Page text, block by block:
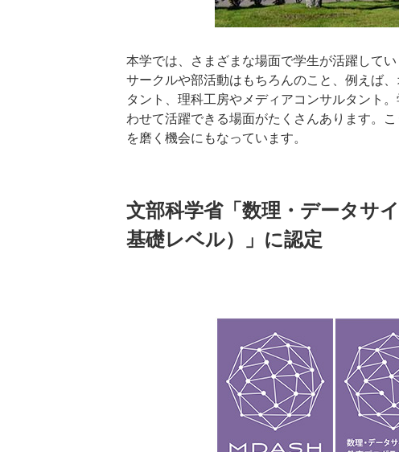
本学では、さまざまな場面で学生が活躍してい
サークルや部活動はもちろんのこと、例えば
タント、理科工房やメディアコンサルタント
わせて活躍できる場面がたくさんあります。
を磨く機会にもなっています。
文部科学省「数理・データサ
基礎レベル）」に認定